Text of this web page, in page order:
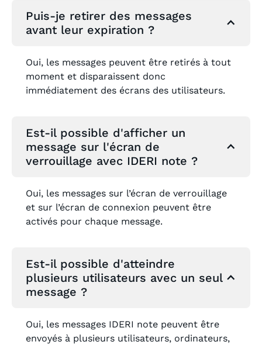
Puis-je retirer des messages
avant leur expiration ?
Oui, les messages peuvent être retirés à tout
moment et disparaissent donc
immédiatement des écrans des utilisateurs.
Est-il possible d'afficher un
message sur l'écran de
verrouillage avec IDERI note ?
Oui, les messages sur l’écran de verrouillage
et sur l’écran de connexion peuvent être
activés pour chaque message.
Est-il possible d'atteindre
plusieurs utilisateurs avec un seul
message ?
Oui, les messages IDERI note peuvent être
envoyés à plusieurs utilisateurs, ordinateurs,